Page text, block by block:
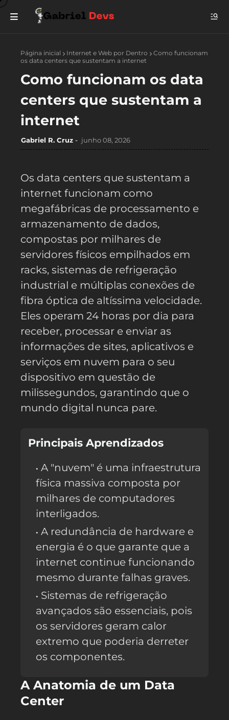
Página inicial Internet e Web por Dentro
Como funcionam
os data centers que sustentam a internet
Como funcionam os data
centers que sustentam a
internet
Gabriel R. Cruz junho 08, 2026
Os data centers que sustentam a
internet funcionam como
megafábricas de processamento e
armazenamento de dados,
compostas por milhares de
servidores físicos empilhados em
racks, sistemas de refrigeração
industrial e múltiplas conexões de
fibra óptica de altíssima velocidade.
Eles operam 24 horas por dia para
receber, processar e enviar as
informações de sites, aplicativos e
serviços em nuvem para o seu
dispositivo em questão de
milissegundos, garantindo que o
mundo digital nunca pare.
Principais Aprendizados
A "nuvem" é uma infraestrutura
física massiva composta por
milhares de computadores
interligados.
A redundância de hardware e
energia é o que garante que a
internet continue funcionando
mesmo durante falhas graves.
Sistemas de refrigeração
avançados são essenciais, pois
os servidores geram calor
extremo que poderia derreter
os componentes.
A Anatomia de um Data
Center